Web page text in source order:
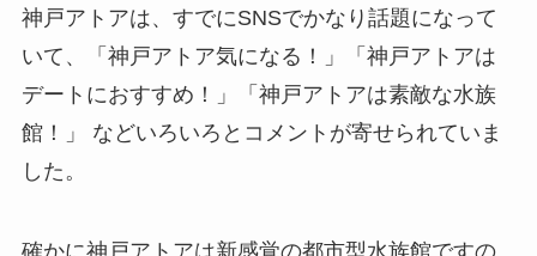
神戸アトアは、すでにSNSでかなり話題になって
いて、「神戸アトア気になる！」「神戸アトアは
デートにおすすめ！」「神戸アトアは素敵な水族
館！」 などいろいろとコメントが寄せられていま
した。